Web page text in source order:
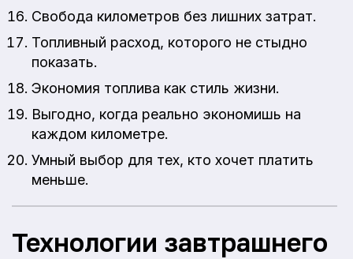
Свобода километров без лишних затрат.
Топливный расход, которого не стыдно
показать.
Экономия топлива как стиль жизни.
Выгодно, когда реально экономишь на
каждом километре.
Умный выбор для тех, кто хочет платить
меньше.
Технологии завтрашнего